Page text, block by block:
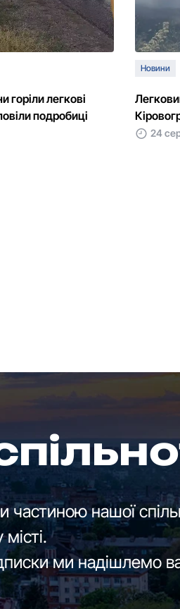
горіли легкові
подробиці
Новини
24
частиною нашої
ми надішлемо